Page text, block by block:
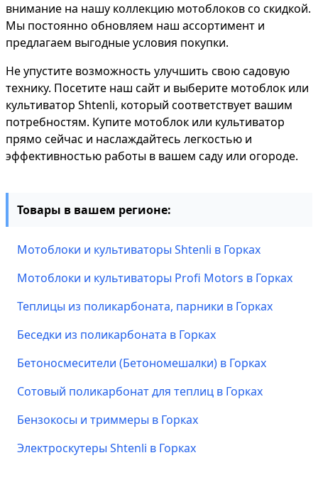
внимание на нашу коллекцию мотоблоков со скидкой.
Мы постоянно обновляем наш ассортимент и
предлагаем выгодные условия покупки.
Не упустите возможность улучшить свою садовую
технику. Посетите наш сайт и выберите мотоблок или
культиватор Shtenli, который соответствует вашим
потребностям. Купите мотоблок или культиватор
прямо сейчас и наслаждайтесь легкостью и
эффективностью работы в вашем саду или огороде.
Товары в вашем регионе:
Мотоблоки и культиваторы Shtenli в Горках
Мотоблоки и культиваторы Profi Motors в Горках
Теплицы из поликарбоната, парники в Горках
Беседки из поликарбоната в Горках
Бетоносмесители (Бетономешалки) в Горках
Сотовый поликарбонат для теплиц в Горках
Бензокосы и триммеры в Горках
Электроскутеры Shtenli в Горках